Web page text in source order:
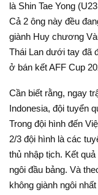
là Shin Tae Yong
Cả 2 ông này đều
giành Huy chương
Thái Lan dưới tay đã
ở bán kết AFF Cup
Cần biết rằng, ngay
Indonesia, đội tuyển
Trong đội hình đến
2/3 đội hình là các
thủ nhập tịch. Kết
ngôi đầu bảng. Và
không giành ngôi